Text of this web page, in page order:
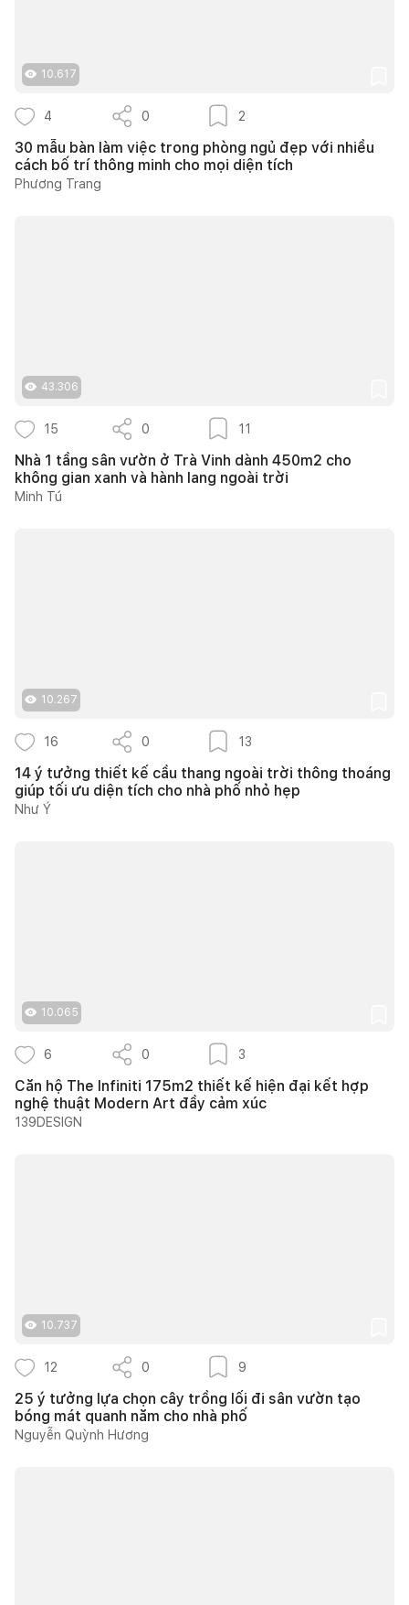
10.617
4 0 2
30 mẫu bàn làm việc trong phòng ngủ đẹp với nhiều
cách bố trí thông minh cho mọi diện tích
Phương Trang
43.306
15 0 11
Nhà 1 tầng sân vườn ở Trà Vinh dành 450m2 cho
không gian xanh và hành lang ngoài trời
Minh Tú
10.267
16 0 13
14 ý tưởng thiết kế cầu thang ngoài trời thông thoáng
giúp tối ưu diện tích cho nhà phố nhỏ hẹp
Như Ý
10.065
6 0 3
Căn hộ The Infiniti 175m2 thiết kế hiện đại kết hợp
nghệ thuật Modern Art đầy cảm xúc
139DESIGN
10.737
12 0 9
25 ý tưởng lựa chọn cây trồng lối đi sân vườn tạo
bóng mát quanh năm cho nhà phố
Nguyễn Quỳnh Hương